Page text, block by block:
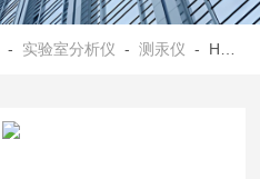
- 实验室分析仪 -测汞仪 - HX-F732-VJ实验室冷原子吸收测汞仪 汞元素检测仪